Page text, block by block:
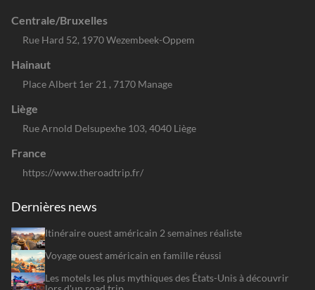
Centrale/Bruxelles
Rue Hard 52, 1970 Wezembeek-Oppem
Hainaut
Place Albert 1er 21 , 7170 Manage
Liège
Rue Arnold Delsupexhe 103, 4040 Liège
France
https://www.theroadtrip.fr/
Dernières news
Itinéraire ouest américain 2 semaines réaliste
Voyage ouest américain en famille réussi
Les motels les plus mythiques des États-Unis à découvrir